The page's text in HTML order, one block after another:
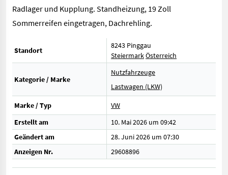
Radlager und Kupplung. Standheizung, 19 Zoll
Sommerreifen eingetragen, Dachrehling.
Standort
8243 Pinggau
SteiermarkÖsterreich
Kategorie / Marke
Nutzfahrzeuge
Lastwagen (LKW)
Marke / Typ
VW
Erstellt am
10. Mai 2026 um 09:42
Geändert am
28. Juni 2026 um 07:30
Anzeigen Nr.
29608896